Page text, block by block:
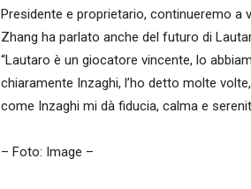
Presidente e proprietario, continueremo a
Zhang ha parlato anche del futuro di
“Lautaro è un giocatore vincente, lo
chiaramente Inzaghi, l’ho detto molte
come Inzaghi mi dà fiducia, calma e
– Foto: Image –